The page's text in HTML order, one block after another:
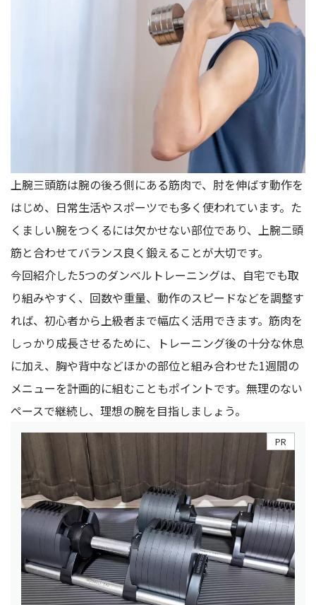
上腕三頭筋は腕の後ろ側にある筋肉で、肘を伸ばす動作を
はじめ、日常生活やスポーツでも多く使われています。た
くましい腕をつくるには欠かせない部位であり、上腕二頭
筋と合わせてバランス良く鍛えることが大切です。
今回紹介した5つのダンベルトレーニングは、自宅でも取
り組みやすく、回数や重量、動作のスピードなどを調整す
れば、初心者から上級者まで幅広く活用できます。筋肉を
しっかり成長させるために、トレーニング後の十分な休息
に加え、胸や背中などほかの部位と組み合わせた1週間の
メニューを計画的に組むこともポイントです。無理のない
ペースで継続し、理想の腕を目指しましょう。
PR